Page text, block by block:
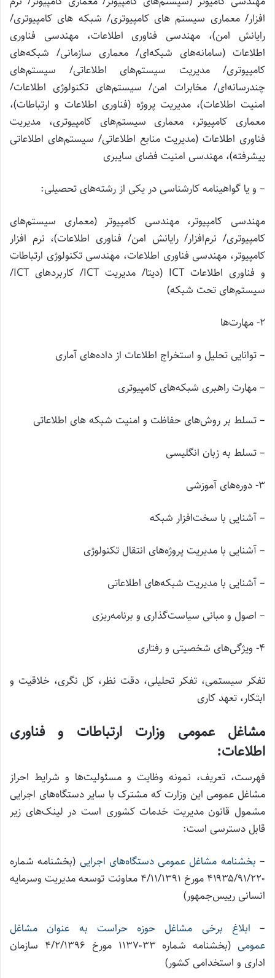
افزار/ معماری سیستم های کامپیوتری/ شبکه های کامپیوتری/
رایانش امن)، مهندسی فناوری اطلاعات، مهندسی فناوری
اطلاعات (سامانه‌های شبکه‌ای/ معماری سازمانی/ شبکه‌های
کامپیوتری/ مدیریت سیستم‌های اطلاعاتی/ سیستم‌های
چندرسانه‌ای/ مخابرات امن/ سیستم‌های تکنولوژی اطلاعات/
امنیت اطلاعات)، مدیریت پروژه (فناوری اطلاعات و ارتباطات)،
معماری کامپیوتر، معماری سیستم‌های کامپیوتری، مدیریت
فناوری اطلاعات (مدیریت منابع اطلاعاتی/ سیستم‌های اطلاعاتی
پیشرفته)، مهندسی امنیت فضای سایبری
– و یا گواهینامه کارشناسی در یکی از رشته‌های تحصیلی:
مهندسی کامپیوتر، مهندسی کامپیوتر (معماری سیستم‌های
کامپیوتری/ نرم‌افزار/ رایانش امن/ فناوری اطلاعات)، نرم افزار
کامپیوتر، مهندسی فناوری اطلاعات، مهندسی تکنولوژی ارتباطات
و فناوری اطلاعات ICT (دیتا/ مدیریت ICT/ کاربردهای ICT/
سیستم‌های تحت شبکه)
۲- مهارت‌ها
– توانایی تحلیل و استخراج اطلاعات از داده‌های آماری
– مهارت راهبری شبکه‌های کامپیوتری
– تسلط بر روش‌های حفاظت و امنیت شبکه های اطلاعاتی
– تسلط به زبان انگلیسی
۳- دوره‌های آموزشی
– آشنایی با سخت‌افزار شبکه
– آشنایی با مدیریت پروژه‌های انتقال تکنولوژی
– آشنایی با مدیریت شبکه‌های اطلاعاتی
– اصول و مبانی سیاست‌گذاری و برنامه‌ریزی
۴- ویژگی‌های شخصیتی و رفتاری
تفکر سیستمی، تفکر تحلیلی، دقت نظر، کل نگری، خلاقیت و
ابتکار، تعهد کاری
مشاغل عمومی وزارت ارتباطات و فناوری
اطلاعات:
فهرست، تعریف، نمونه وظایت و مسئولیت‌ها و شرایط احراز
مشاغل عمومی این وزارت که مشترک با سایر دستگاه‌های اجرایی
مشمول قانون مدیریت خدمات کشوری است در لینک‌های زیر
قابل دسترسی است:
– بخشنامه مشاغل عمومی دستگاه‌های اجرایی (بخشنامه شماره
۴۱۹۳۵/۹۱/۲۲۰ مورخ ۴/۱۱/۱۳۹۱ معاونت توسعه مدیریت وسرمایه
انسانی رییس‌جمهور)
– ابلاغ برخی مشاغل حوزه حراست به عنوان مشاغل
عمومی
(بخشنامه شماره ۱۱۳۷۰۳۳ مورخ ۴/۲/۱۳۹۶ سازمان
اداری و استخدامی کشور)